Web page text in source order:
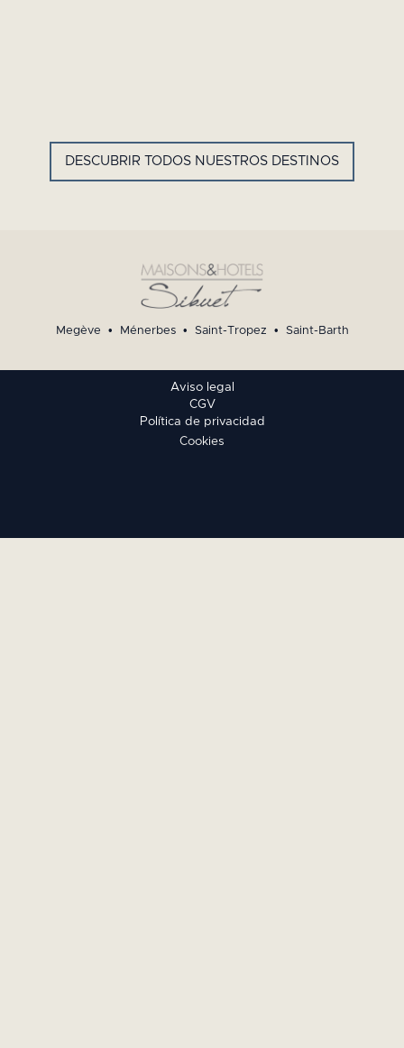
DESCUBRIR TODOS NUESTROS DESTINOS
Megève • Ménerbes• Saint-Tropez • Saint-Barth
Aviso legal
CGV
Política de privacidad
Cookies